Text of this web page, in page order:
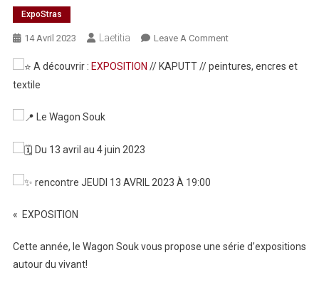
ExpoStras
14 Avril 2023 Laetitia Leave A CommentOn
KAPUTT
A découvrir : EXPOSITION // KAPUTT // peintures, encres et
textile
Le Wagon Souk
Du 13 avril au 4 juin 2023
rencontre JEUDI 13 AVRIL 2023 À 19:00
« EXPOSITION
Cette année, le Wagon Souk vous propose une série d’expositions
autour du vivant!